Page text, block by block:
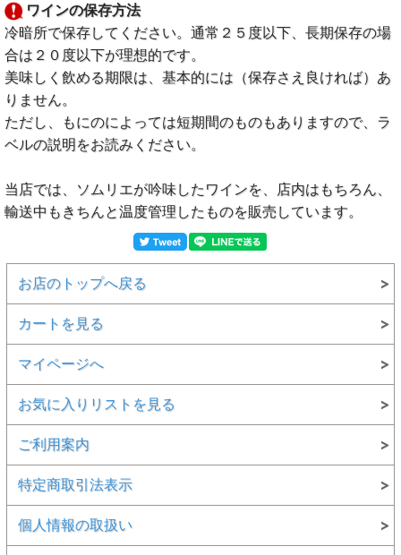
ワインの保存方法
冷暗所で保存してください。通常２５度以下、長期保存の場
合は２０度以下が理想的です。
美味しく飲める期限は、基本的には（保存さえ良ければ）あ
りません。
ただし、もにのによっては短期間のものもありますので、ラ
ベルの説明をお読みください。
当店では、ソムリエが吟味したワインを、店内はもちろん、
輸送中もきちんと温度管理したものを販売しています。
お店のトップへ戻る
カートを見る
マイページへ
お気に入りリストを見る
ご利用案内
特定商取引法表示
個人情報の取扱い